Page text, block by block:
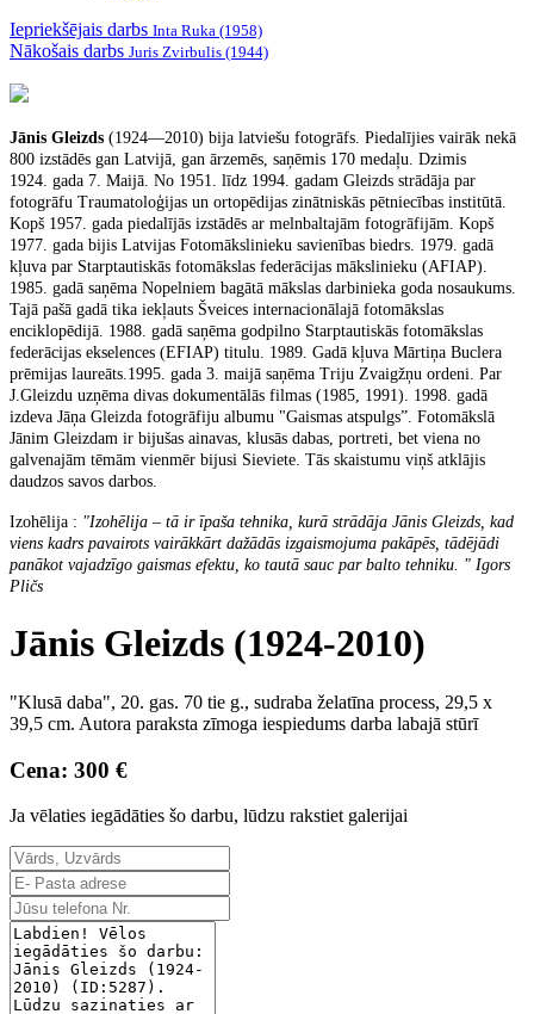
Iepriekšējais darbs Inta Ruka (1958)
Nākošais darbs Juris Zvirbulis (1944)
Jānis Gleizds (1924—2010) bija latviešu fotogrāfs. Piedalījies vairāk nekā
800 izstādēs gan Latvijā, gan ārzemēs, saņēmis 170 medaļu. Dzimis
1924. gada 7. Maijā. No 1951. līdz 1994. gadam Gleizds strādāja par
fotogrāfu Traumatoloģijas un ortopēdijas zinātniskās pētniecības institūtā.
Kopš 1957. gada piedalījās izstādēs ar melnbaltajām fotogrāfijām. Kopš
1977. gada bijis Latvijas Fotomākslinieku savienības biedrs. 1979. gadā
kļuva par Starptautiskās fotomākslas federācijas mākslinieku (AFIAP).
1985. gadā saņēma Nopelniem bagātā mākslas darbinieka goda nosaukums.
Tajā pašā gadā tika iekļauts Šveices internacionālajā fotomākslas
enciklopēdijā. 1988. gadā saņēma godpilno Starptautiskās fotomākslas
federācijas ekselences (EFIAP) titulu. 1989. Gadā kļuva Mārtiņa Buclera
prēmijas laureāts.1995. gada 3. maijā saņēma Triju Zvaigžņu ordeni. Par
J.Gleizdu uzņēma divas dokumentālās filmas (1985, 1991). 1998. gadā
izdeva Jāņa Gleizda fotogrāfiju albumu "Gaismas atspulgs”. Fotomākslā
Jānim Gleizdam ir bijušas ainavas, klusās dabas, portreti, bet viena no
galvenajām tēmām vienmēr bijusi Sieviete. Tās skaistumu viņš atklājis
daudzos savos darbos.
Izohēlija : "Izohēlija – tā ir īpaša tehnika, kurā strādāja Jānis Gleizds, kad
viens kadrs pavairots vairākkārt dažādās izgaismojuma pakāpēs, tādējādi
panākot vajadzīgo gaismas efektu, ko tautā sauc par balto tehniku. " Igors
Pličs
Jānis Gleizds (1924-2010)
"Klusā daba", 20. gas. 70 tie g., sudraba želatīna process, 29,5 x
39,5 cm. Autora paraksta zīmoga iespiedums darba labajā stūrī
Cena: 300 €
Ja vēlaties iegādāties šo darbu, lūdzu rakstiet galerijai